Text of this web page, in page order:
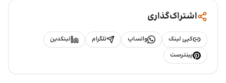
اشتراک‌گذاری
کپی لینک واتساپ تلگرام
لینکدین
پینترست